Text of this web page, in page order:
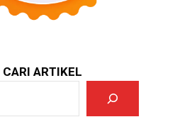
CARI ARTIKEL